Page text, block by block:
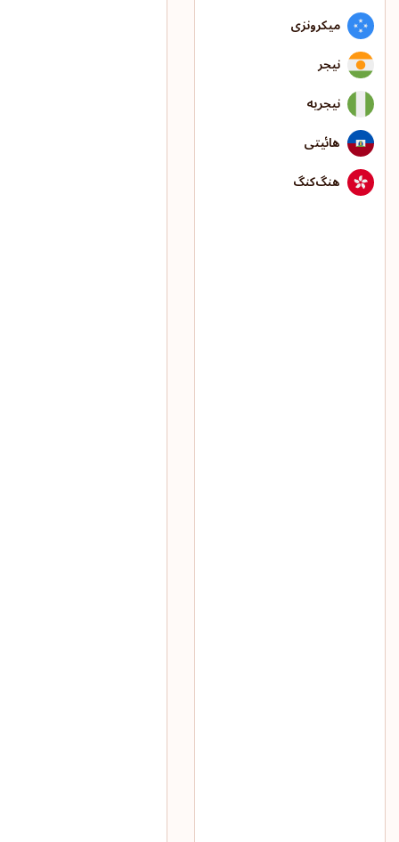
میکرونزی
نیجر
نیجریه
هائیتی
هنگ‌کنگ